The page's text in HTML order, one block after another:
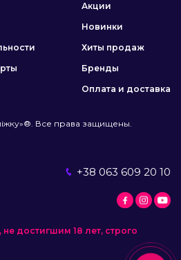
Акции
Новинки
Хиты продаж
Бренды
Оплата и доставка
Все права защищены.
+38 063 609 20 10
достигшим 18 лет, строго